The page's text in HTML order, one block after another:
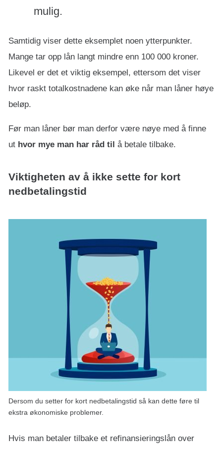
mulig.
Samtidig viser dette eksemplet noen ytterpunkter.
Mange tar opp lån langt mindre enn 100 000 kroner.
Likevel er det et viktig eksempel, ettersom det viser
hvor raskt totalkostnadene kan øke når man låner høye
beløp.
Før man låner bør man derfor være nøye med å finne
ut hvor mye man har råd til å betale tilbake.
Viktigheten av å ikke sette for kort
nedbetalingstid
Dersom du setter for kort nedbetalingstid så kan dette føre til
ekstra økonomiske problemer.
Hvis man betaler tilbake et refinansieringslån over